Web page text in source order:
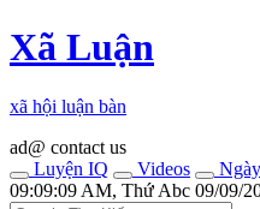
Xã Luận
xã hội luận bàn
ad@ contact us
Luyện IQ
Videos
09:09:09 AM, Thứ Abc 09/09/